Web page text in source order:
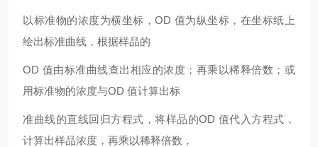
以标准物的浓度为横坐标，OD 值为纵坐标，在坐标纸上
绘出标准曲线，根据样品的
OD 值由标准曲线查出相应的浓度；再乘以稀释倍数；或
用标准物的浓度与OD 值计算出标
准曲线的直线回归方程式，将样品的OD 值代入方程式，
计算出样品浓度，再乘以稀释倍数，